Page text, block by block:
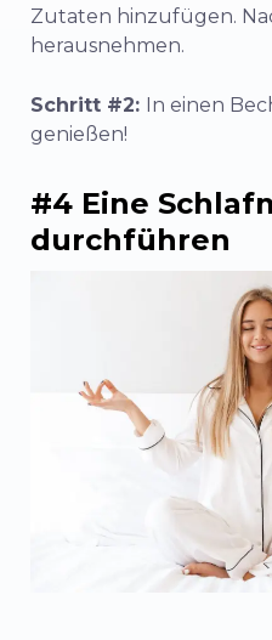
Zutaten hinzufügen.
herausnehmen.
Schritt #2: In einen
genießen!
#4 Eine
durchführen